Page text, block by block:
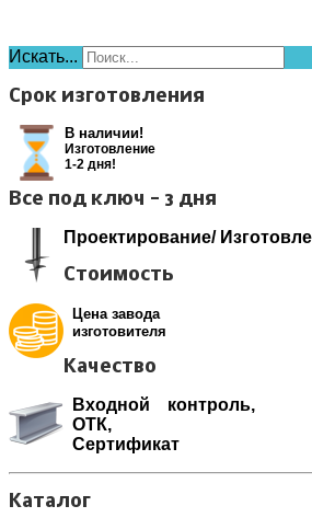
Искать...
Срок изготовления
В наличии!
Изготовление
1-2 дня!
Все под ключ - 3 дня
Проектирование/
Стоимость
Цена завода
изготовителя
Качество
Входной контроль,
ОТК,
Сертификат
Каталог